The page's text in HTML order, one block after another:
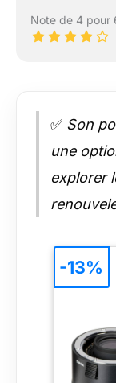
Note de 4 pour
✅ Son
une
explorer
-13%